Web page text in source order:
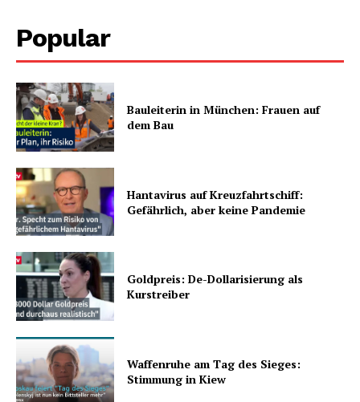
Popular
Bauleiterin in München: Frauen auf
dem Bau
Hantavirus auf Kreuzfahrtschiff:
Gefährlich, aber keine Pandemie
Goldpreis: De-Dollarisierung als
Kurstreiber
Waffenruhe am Tag des Sieges:
Stimmung in Kiew